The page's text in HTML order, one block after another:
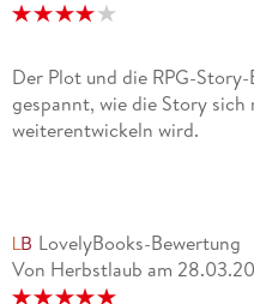
Der Plot und die RPG-
gespannt, wie die Story sich
weiterentwickeln wird.
LovelyBooks-Bewertung
Von Herbstlaub am